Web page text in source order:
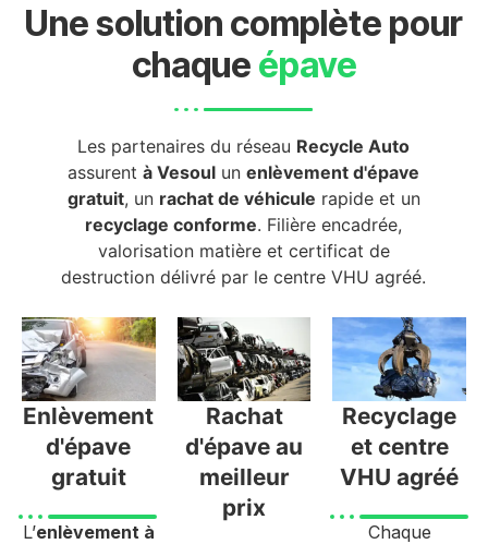
Une solution complète pour
chaque épave
Les partenaires du réseau Recycle Auto
assurentà Vesoul unenlèvement d'épave
gratuit, un rachat de véhicule rapide et un
recyclage conforme. Filière encadrée,
valorisation matière et certificat de
destruction délivré par le centre VHU agréé.
Enlèvement
d'épave
gratuit
L’enlèvement à
Rachat
d'épave au
meilleur
prix
Recyclage
et centre
VHU agréé
Chaque